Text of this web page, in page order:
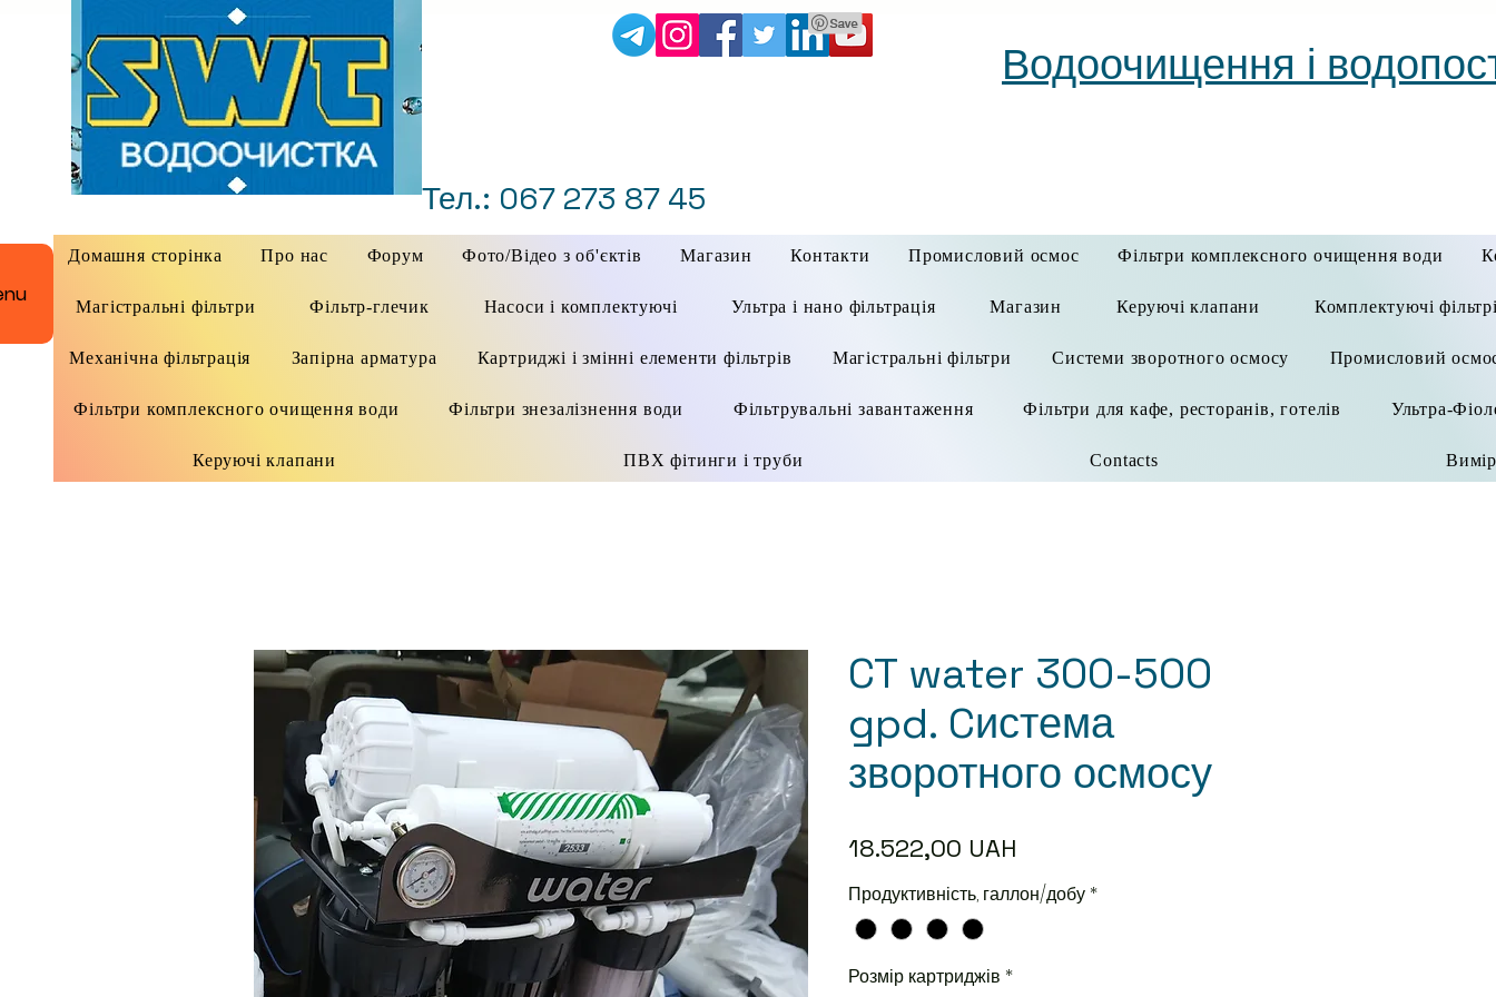
Тел.: 067 273 87 45
Водоочищення і
Домашня сторінка Про нас Форум Фото/Відео з об'єктів Магазин Контакти Промисловий осмос Фільтри комплексного очищення води
Магістральні фільтри Фільтр-глечик Насоси і комплектуючі Ультра і нано фільтрація Магазин Керуючі клапани Комплектуючі
Механічна фільтрація Запірна арматура Картриджі і змінні елементи фільтрів Магістральні фільтри Системи зворотного осмосу Промисловий
Фільтри комплексного очищення води Фільтри знезалізнення води Фільтрувальні завантаження Фільтри для кафе, ресторанів, готелів Ультра-
Керуючі клапани ПВХ фітинги і труби Contacts
CT water 300-500
gpd. Cистема
зворотного осмосу
18.522,00 UAH
Продуктивність, галлон/добу *
Розмір картриджів *